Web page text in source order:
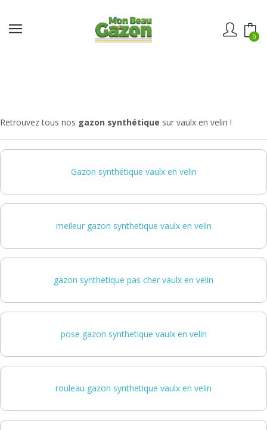
0
Retrouvez tous nos gazon synthétique sur vaulx en velin !
Gazon synthétique vaulx en velin
meileur gazon synthetique vaulx en velin
gazon synthetique pas cher vaulx en velin
pose gazon synthetique vaulx en velin
rouleau gazon synthetique vaulx en velin